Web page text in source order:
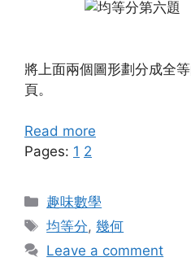
將上面兩個圖形劃分成全
頁。
Read more
Pages: 1 2
Categories
趣味數學
Tags
均等分,幾何
Leave a comment